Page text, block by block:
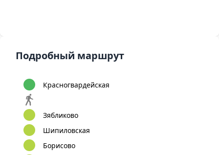
Подробный маршрут
Красногвардейская
Зябликово
Шипиловская
Борисово